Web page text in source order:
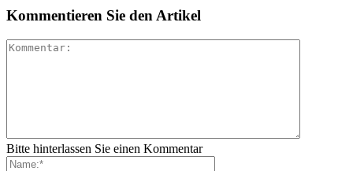
Kommentieren Sie den Artikel
Bitte hinterlassen Sie einen Kommentar